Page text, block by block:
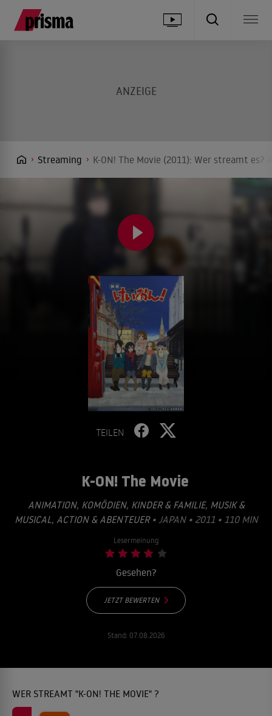
Streaming K-ON! The Movie (2011): Wer streamt es?
TEILEN
K-ON! The Movie
ANIMATION, KOMÖDIEN, KINDER & FAMILIE, MUSIK &
MUSICAL, ACTION & ABENTEUER• JAPAN • 2011 • 110 MIN
Lesermeinung
Gesehen?
JETZT BEWERTEN
Stand: 07.08.2026
WER STREAMT "K-ON! THE MOVIE" ?